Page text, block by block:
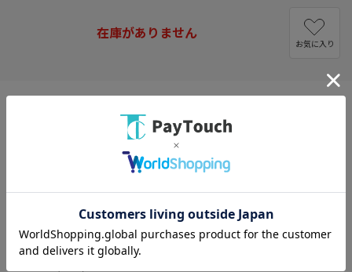
在庫がありません
お気に入り
こちらの商品は保証期間がスタートしております。
※クーポンプレゼントキャンペーンは対象外になります
※メーカーキャンペーン特典等はロットにより添付がない場合が
入出力端子： USB Type-C端子 x1/ヘッドホンマイク端子
×1/microSD・microSDHC・microSDXCメモリーカードx1
ディスプレイサイズ： 6.2インチ